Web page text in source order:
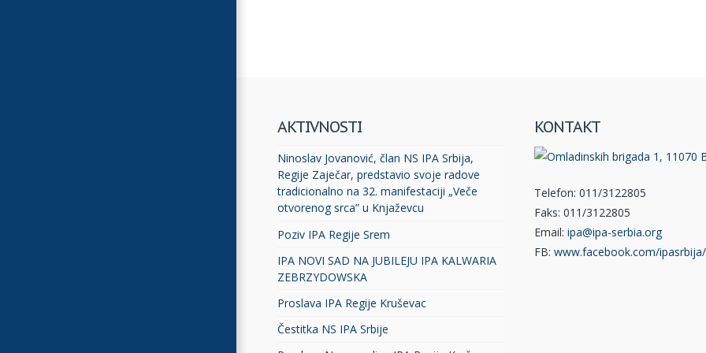
AKTIVNOSTI
Ninoslav Jovanović, član NS IPA Srbija,
Regije Zaječar, predstavio svoje radove
tradicionalno na 32. manifestaciji „Veče
otvorenog srca” u Knjaževcu
Poziv IPA Regije Srem
IPA NOVI SAD NA JUBILEJU IPA KALWARIA
ZEBRZYDOWSKA
Proslava IPA Regije Kruševac
Čestitka NS IPA Srbije
KONTAKT
Telefon: 011/3122805
Faks: 011/3122805
Email: ipa@ipa-serbia.org
FB: www.facebook.com/ipasrbija/